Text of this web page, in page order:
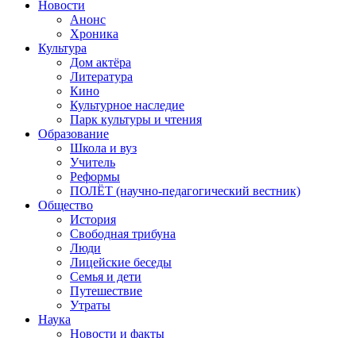
Новости
Анонс
Хроника
Культура
Дом актёра
Литература
Кино
Культурное наследие
Парк культуры и чтения
Образование
Школа и вуз
Учитель
Реформы
ПОЛЁТ (научно-педагогический вестник)
Общество
История
Свободная трибуна
Люди
Лицейские беседы
Семья и дети
Путешествие
Утраты
Наука
Новости и факты